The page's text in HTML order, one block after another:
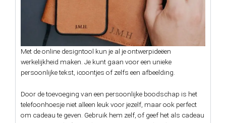
Met de online designtool kun je al je ontwerpideëen
werkelijkheid maken. Je kunt gaan voor een unieke
persoonlijke tekst, icoontjes of zelfs een afbeelding.
Door de toevoeging van een persoonlijke boodschap is het
telefoonhoesje niet alleen leuk voor jezelf, maar ook perfect
om cadeau te geven. Gebruik hem zelf, of geef het als cadeau